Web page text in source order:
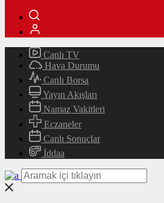
Canlı TV
Hava Durumu
Canlı Borsa
Yayın Akışları
Namaz Vakitleri
Eczaneler
Canlı Sonuçlar
İddaa